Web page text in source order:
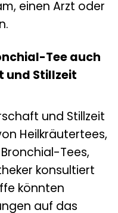
einen Arzt oder
Tee auch
und Stillzeit
und Stillzeit
Heilkräutertees,
Tees,
konsultiert
könnten
auf das